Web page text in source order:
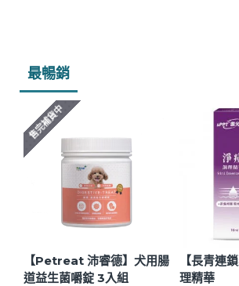
最暢銷
售完補貨中
【Petreat 沛睿德】犬用腸
道益生菌嚼錠 3入組
【長青連
理精華